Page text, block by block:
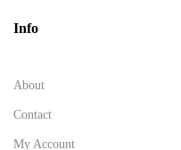
Info
About
Contact
My Account